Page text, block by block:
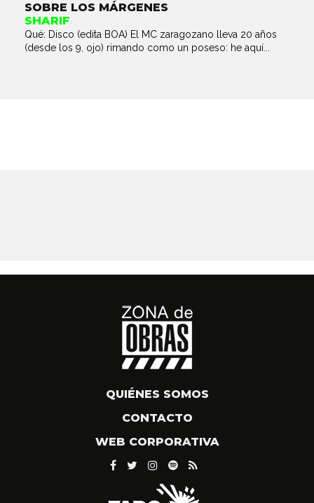
SOBRE LOS MÁRGENES
SHARIF
Qué: Disco (edita BOA) El MC zaragozano lleva 20 años
(desde los 9, ojo) rimando como un poseso: he aquí...
QUIÉNES SOMOS
CONTACTO
WEB CORPORATIVA